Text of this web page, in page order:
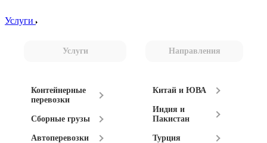
Услуги
Услуги Направления
Контейнерные
перевозки
Сборные грузы
Автоперевозки
Китай и ЮВА
Индия и
Пакистан
Турция